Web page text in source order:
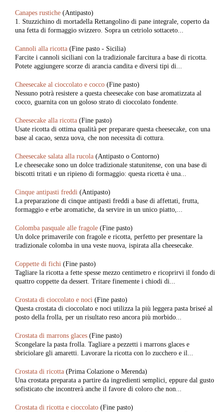
Canapes rustiche (Antipasto)
1. Stuzzichino di mortadella Rettangolino di pane integrale, coperto da
una fetta di formaggio svizzero. Sopra un cetriolo sottaceto...
Cannoli alla ricotta (Fine pasto - Sicilia)
Farcite i cannoli siciliani con la tradizionale farcitura a base di ricotta.
Potete aggiungere scorze di arancia candita e diversi tipi di...
Cheesecake al cioccolato e cocco (Fine pasto)
Nessuno potrà resistere a questa cheesecake con base aromatizzata al
cocco, guarnita con un goloso strato di cioccolato fondente.
Cheesecake alla ricotta (Fine pasto)
Usate ricotta di ottima qualità per preparare questa cheesecake, con una
base al cacao, senza uova, che non necessita di cottura.
Cheesecake salata alla rucola (Antipasto o Contorno)
Le cheesecake sono un dolce tradizionale statunitense, con una base di
biscotti tritati e un ripieno di formaggio: questa ricetta è una...
Cinque antipasti freddi (Antipasto)
La preparazione di cinque antipasti freddi a base di affettati, frutta,
formaggio e erbe aromatiche, da servire in un unico piatto,...
Colomba pasquale alle fragole (Fine pasto)
Un dolce primaverile con fragole e ricotta, perfetto per presentare la
tradizionale colomba in una veste nuova, ispirata alla cheesecake.
Coppette di fichi (Fine pasto)
Tagliare la ricotta a fette spesse mezzo centimetro e ricoprirvi il fondo di
quattro coppette da dessert. Tritare finemente i chiodi di...
Crostata di cioccolato e noci (Fine pasto)
Questa crostata di cioccolato e noci utilizza la più leggera pasta briseé al
posto della frolla, per un risultato reso ancora più morbido...
Crostata di marrons glaces (Fine pasto)
Scongelare la pasta frolla. Tagliare a pezzetti i marrons glaces e
sbriciolare gli amaretti. Lavorare la ricotta con lo zucchero e il...
Crostata di ricotta (Prima Colazione o Merenda)
Una crostata preparata a partire da ingredienti semplici, eppure dal gusto
sofisticato che incontrerà anche il favore di coloro che non...
Crostata di ricotta e cioccolato (Fine pasto)